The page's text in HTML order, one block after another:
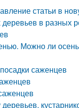
статьи в
в разных
Можно ли
саженцев